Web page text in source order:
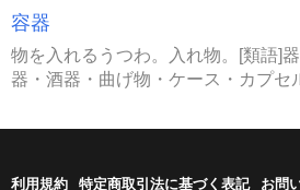
容器
物を入れるうつわ。入れ物。[類語]
器・酒器・曲げ物・ケース・カプセ
利用規約 特定商取引法に基づく表記 お問